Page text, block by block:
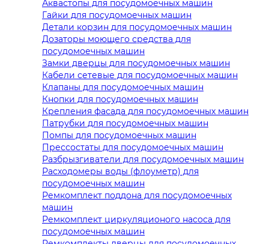
Аквастопы для посудомоечных машин
Гайки для посудомоечных машин
Детали корзин для посудомоечных машин
Дозаторы моющего средства для
посудомоечных машин
Замки дверцы для посудомоечных машин
Кабели сетевые для посудомоечных машин
Клапаны для посудомоечных машин
Кнопки для посудомоечных машин
Крепления фасада для посудомоечных машин
Патрубки для посудомоечных машин
Помпы для посудомоечных машин
Прессостаты для посудомоечных машин
Разбрызгиватели для посудомоечных машин
Расходомеры воды (флоуметр) для
посудомоечных машин
Ремкомплект поддона для посудомоечных
машин
Ремкомплект циркуляционого насоса для
посудомоечных машин